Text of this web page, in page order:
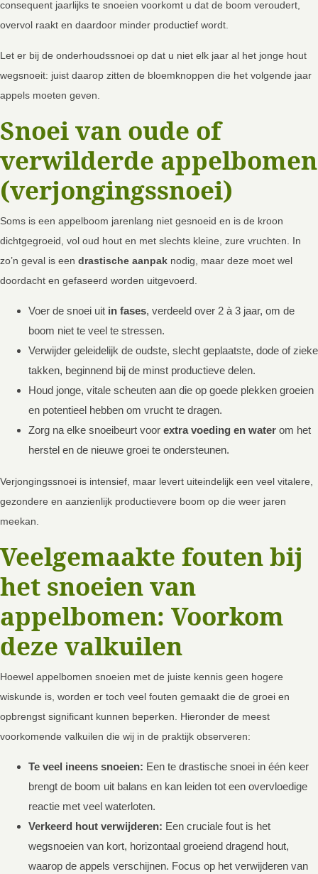
consequent jaarlijks te snoeien voorkomt u dat de boom veroudert,
overvol raakt en daardoor minder productief wordt.
Let er bij de onderhoudssnoei op dat u niet elk jaar al het jonge hout
wegsnoeit: juist daarop zitten de bloemknoppen die het volgende jaar
appels moeten geven.
Snoei van oude of
verwilderde appelbomen
(verjongingssnoei)
Soms is een appelboom jarenlang niet gesnoeid en is de kroon
dichtgegroeid, vol oud hout en met slechts kleine, zure vruchten. In
zo’n geval is een drastische aanpak nodig, maar deze moet wel
doordacht en gefaseerd worden uitgevoerd.
Voer de snoei uit in fases, verdeeld over 2 à 3 jaar, om de
boom niet te veel te stressen.
Verwijder geleidelijk de oudste, slecht geplaatste, dode of zieke
takken, beginnend bij de minst productieve delen.
Houd jonge, vitale scheuten aan die op goede plekken groeien
en potentieel hebben om vrucht te dragen.
Zorg na elke snoeibeurt voor extra voeding en water om het
herstel en de nieuwe groei te ondersteunen.
Verjongingssnoei is intensief, maar levert uiteindelijk een veel vitalere,
gezondere en aanzienlijk productievere boom op die weer jaren
meekan.
Veelgemaakte fouten bij
het snoeien van
appelbomen: Voorkom
deze valkuilen
Hoewel appelbomen snoeien met de juiste kennis geen hogere
wiskunde is, worden er toch veel fouten gemaakt die de groei en
opbrengst significant kunnen beperken. Hieronder de meest
voorkomende valkuilen die wij in de praktijk observeren:
Te veel ineens snoeien: Een te drastische snoei in één keer
brengt de boom uit balans en kan leiden tot een overvloedige
reactie met veel waterloten.
Verkeerd hout verwijderen: Een cruciale fout is het
wegsnoeien van kort, horizontaal groeiend dragend hout,
waarop de appels verschijnen. Focus op het verwijderen van